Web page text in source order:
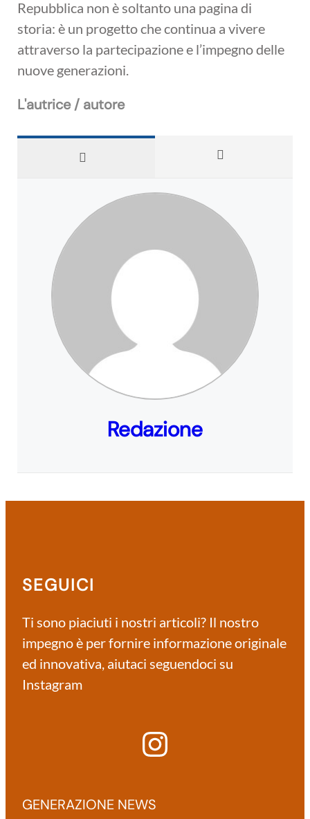
Repubblica non è soltanto una pagina di
storia: è un progetto che continua a vivere
attraverso la partecipazione e l’impegno delle
nuove generazioni.
L'autrice / autore
Redazione
SEGUICI
Ti sono piaciuti i nostri articoli? Il nostro
impegno è per fornire informazione originale
ed innovativa, aiutaci seguendoci su
Instagram
Instagram
GENERAZIONE NEWS